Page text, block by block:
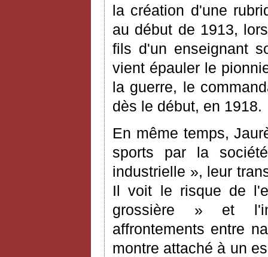
la création d'une
au début de 1913,
fils d'un enseignant
vient épauler le
la guerre, le
dès le début, en 1918.
En même temps,
sports par la
industrielle », leur
Il voit le risque de
grossière » et
affrontements entre
montre attaché à un